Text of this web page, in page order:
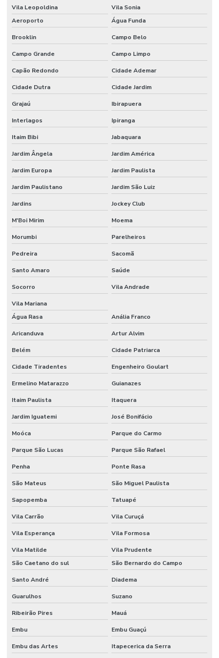
Etiquetas Couche Adesivas Sem Resíduo
Etiquetas Couche Sem Resíduo
Etiquetas Nylon Resinado Para Fabricação De Colchões
Etiquetas Nylon Resinado Sem Corte Minas Gerais
Etiquetas Para Encomendas Em Minas Gerais
Etiquetas Para Impressora Grande Demanda
Etiquetas Para Móveis E Vidros
Etiquetas Para Superfícies Removíveis
Etiquetas Resinadas
Etiquetas Tag Adesivas Com Cola Para Roupas
Etiquetas Tag De Roupas Com Furinho
Etiquetas Tag Para Impressoras Argox
Etiquetas Tag Para Roupas
Etiquetas Tag Para Roupas Em Santa Catarina
Etiquetas Tag Para Roupas No Rio Grande Do Sul
Fornecedor De Etiqueta De Gondola No Rio Grande Do Sul
Fornecedor De Etiqueta Nylon Resinado
Fornecedor De Etiqueta Nylon Resinado Santa Catarina
Fornecedor De Etiquetas Adesivas Paraná
Fornecedor De Etiquetas Adesivas Sul
Fornecedor De Etiquetas Com Cola Hotmelt
Fornecedor De Etiquetas No Rio Grande Do Sul
Fornecedor De Etiquetas Térmicas Adesivas Em Minas Gerais
Fornecedor De Ribbon Cera No Paraná
Fornecedor Ribbon Cera 110x74 Em Minas Gerais
Fornecedores De Etiquetas Bopp Adesiva No Paraná
Fornecedores De Etiquetas Para Móveis Rs
Fornecedores De Etiquetas Removíveis
Fornecedores De Etiquetas Tag Para Roupas
Fornecedores De Etiquetas Térmicas Adesivas No Paraná
Vila Leopoldina
Vila Sonia
Aeroporto
Água Funda
Brooklin Campo Belo
Campo Grande Campo Limpo
Capão Redondo Cidade Ademar
Cidade Dutra Cidade Jardim
Grajaú Ibirapuera
Interlagos Ipiranga
Itaim Bibi Jabaquara
Jardim Ângela Jardim América
Jardim Europa Jardim Paulista
Jardim Paulistano Jardim São Luiz
Jardins Jockey Club
M'Boi Mirim Moema
Morumbi Parelheiros
Pedreira Sacomã
Santo Amaro Saúde
Socorro Vila Andrade
Vila Mariana
Água Rasa
Anália Franco
Aricanduva Artur Alvim
Belém Cidade Patriarca
Cidade Tiradentes Engenheiro Goulart
Ermelino Matarazzo Guianazes
Itaim Paulista Itaquera
Jardim Iguatemi José Bonifácio
Moóca Parque do Carmo
Parque São Lucas Parque São Rafael
Penha Ponte Rasa
São Mateus São Miguel Paulista
Sapopemba Tatuapé
Vila Carrão Vila Curuçá
Vila Esperança Vila Formosa
Vila Matilde
Vila Prudente
São Caetano do sul
São Bernardo do Campo
Santo André Diadema
Guarulhos Suzano
Ribeirão Pires Mauá
Embu Embu Guaçú
Embu das Artes Itapecerica da Serra